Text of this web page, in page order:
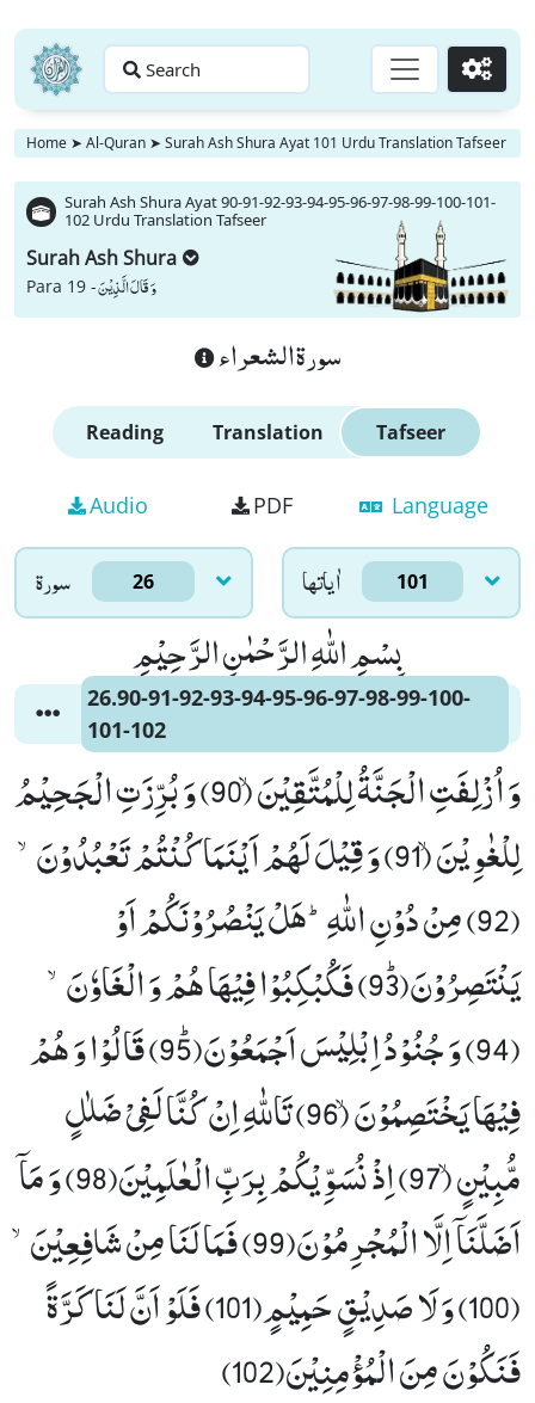
Search Go
Home ➤ Al-Quran ➤ Surah Ash Shura Ayat 101 Urdu Translation Tafseer
Surah Ash Shura Ayat 90-91-92-93-94-95-96-97-98-99-100-101-
102 Urdu Translation Tafseer
Surah Ash Shura
Para 19 -وَ قَالَ الَّذِیْنَ
سورة الشعراء
Reading Translation Tafseer
Audio PDF Language
سورۃ 26 اٰياتها 101
بِسْمِ اللّٰهِ الرَّحْمٰنِ الرَّحِیْمِ
26.90-91-92-93-94-95-96-97-98-99-100-
101-102
وَ اُزْلِفَتِ الْجَنَّةُ لِلْمُتَّقِیْنَۙ (90) وَ بُرِّزَتِ الْجَحِیْمُ
لِلْغٰوِیْنَۙ (91) وَ قِیْلَ لَهُمْ اَیْنَمَا كُنْتُمْ تَعْبُدُوْنَۙ
(92) مِنْ دُوْنِ اللّٰهِؕ-هَلْ یَنْصُرُوْنَكُمْ اَوْ
یَنْتَصِرُوْنَﭤ(93) فَكُبْكِبُوْا فِیْهَا هُمْ وَ الْغَاوٗنَۙ
(94) وَ جُنُوْدُ اِبْلِیْسَ اَجْمَعُوْنَﭤ(95) قَالُوْا وَ هُمْ
فِیْهَا یَخْتَصِمُوْنَۙ (96) تَاللّٰهِ اِنْ كُنَّا لَفِیْ ضَلٰلٍ
مُّبِیْنٍۙ (97) اِذْ نُسَوِّیْكُمْ بِرَبِّ الْعٰلَمِیْنَ(98) وَ مَاۤ
اَضَلَّنَاۤ اِلَّا الْمُجْرِمُوْنَ(99) فَمَا لَنَا مِنْ شَافِعِیْنَۙ
(100) وَ لَا صَدِیْقٍ حَمِیْمٍ(101) فَلَوْ اَنَّ لَنَا كَرَّةً
فَنَكُوْنَ مِنَ الْمُؤْمِنِیْنَ(102)